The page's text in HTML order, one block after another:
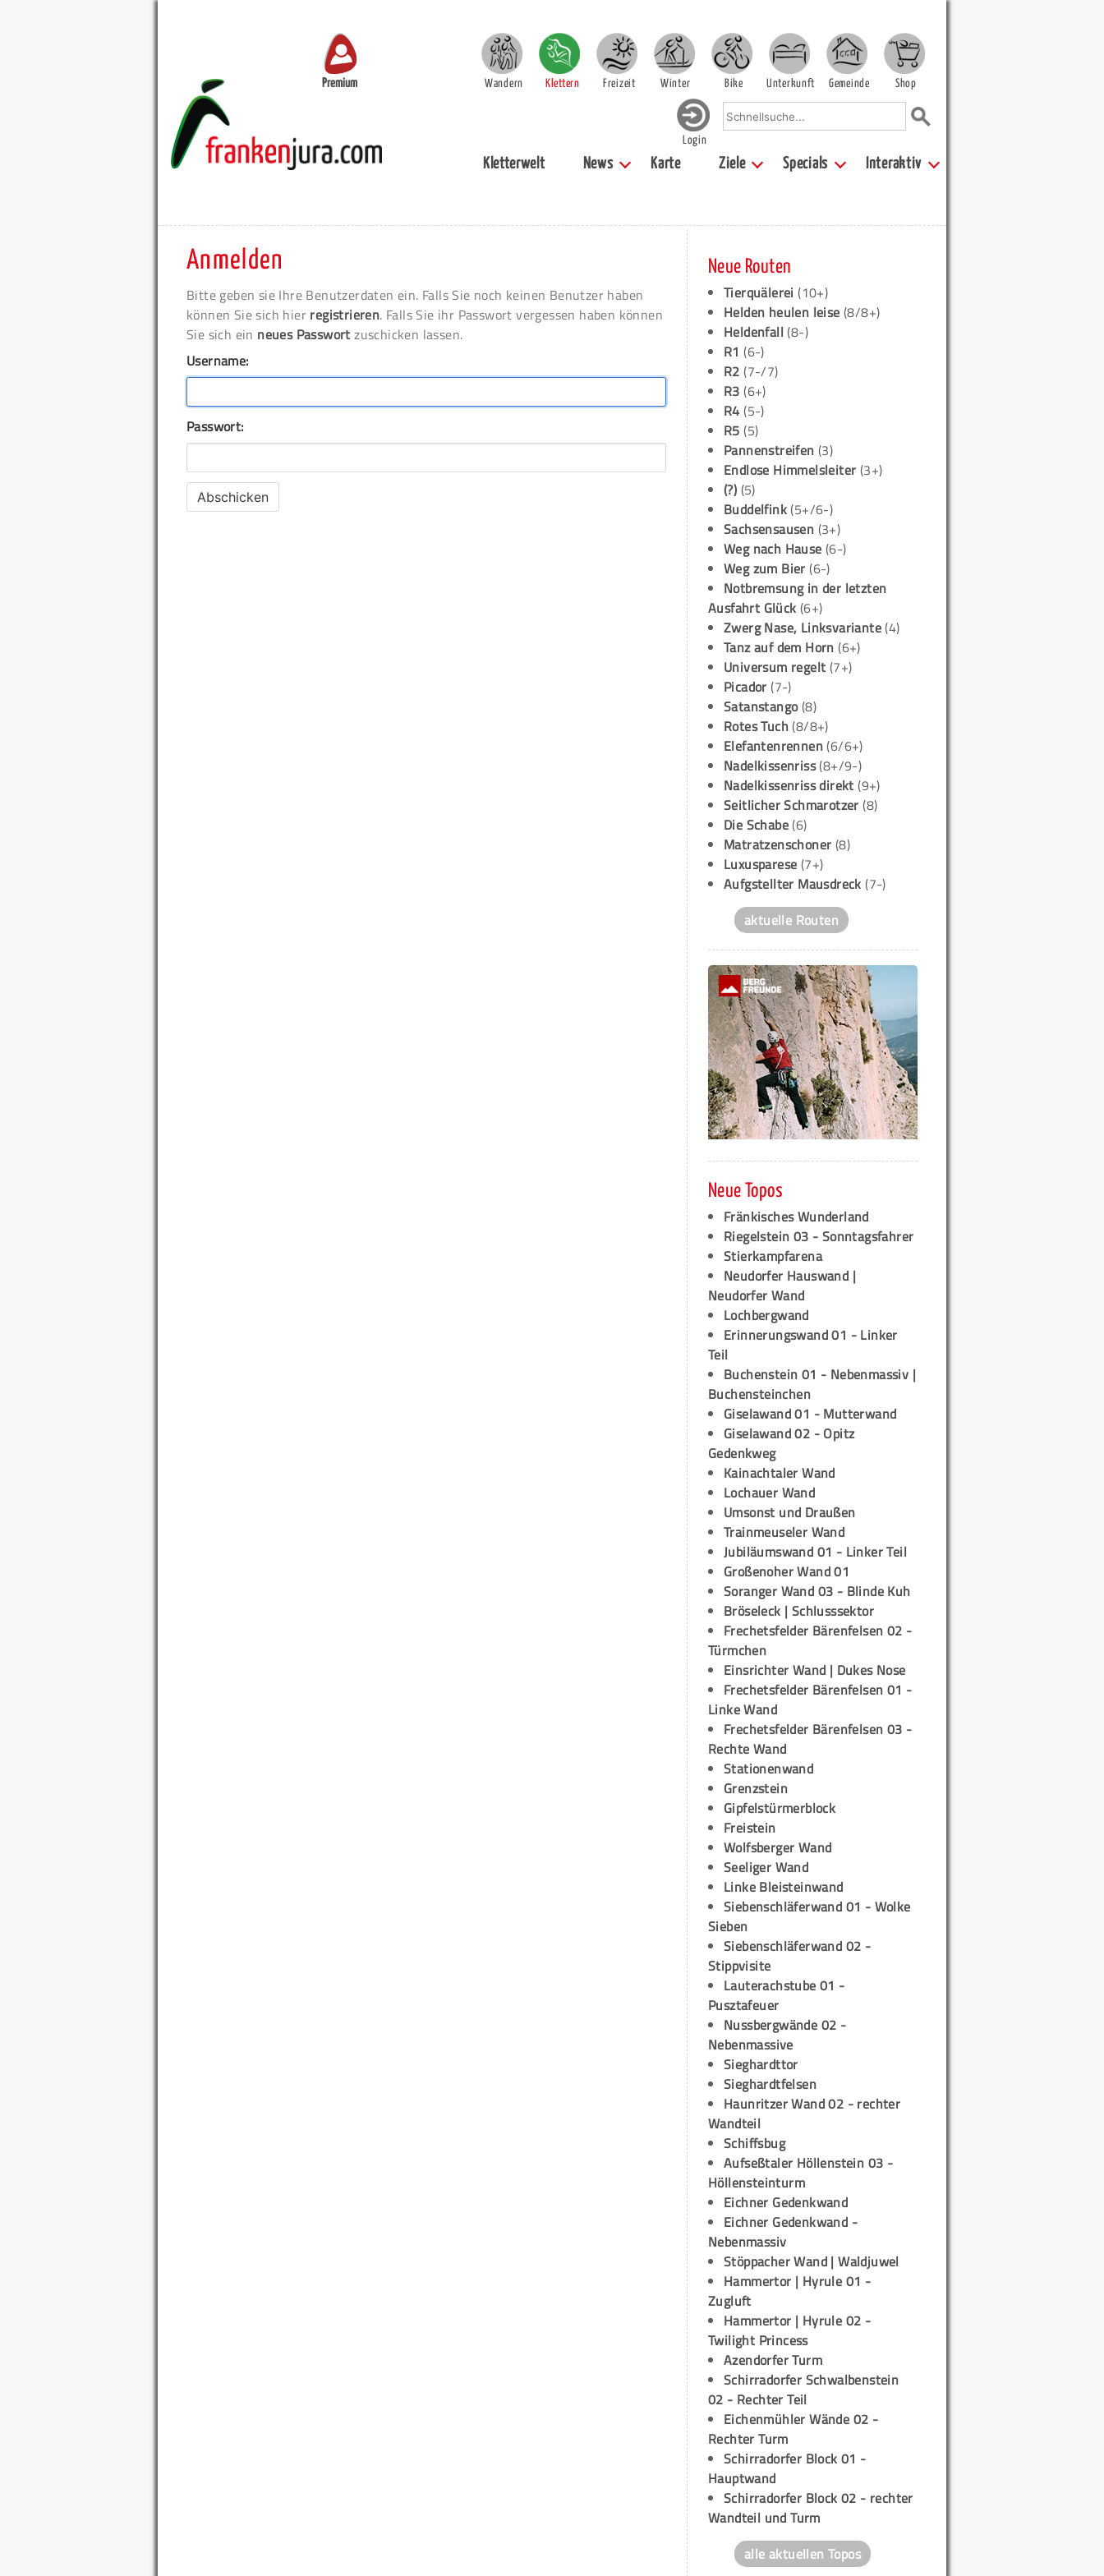
Premium Wandern Klettern Freizeit Winter Bike Unterkunft Gemeinde Shop
Login
Kletterwelt News Karte Ziele Specials Interaktiv
Anmelden
Bitte geben sie Ihre Benutzerdaten ein. Falls Sie noch keinen Benutzer haben
können Sie sich hier registrieren. Falls Sie ihr Passwort vergessen haben können
Sie sich ein neues Passwort zuschicken lassen.
Username:
Passwort:
Neue Routen
Tierquälerei (10+)
Helden heulen leise(8/8+)
Heldenfall(8-)
R1 (6-)
R2 (7-/7)
R3 (6+)
R4 (5-)
R5 (5)
Pannenstreifen (3)
Endlose Himmelsleiter (3+)
(?) (5)
Buddelfink(5+/6-)
Sachsensausen (3+)
Weg nach Hause (6-)
Weg zum Bier (6-)
Notbremsung in der letzten
Ausfahrt Glück (6+)
Zwerg Nase, Linksvariante(4)
Tanz auf dem Horn (6+)
Universum regelt (7+)
Picador (7-)
Satanstango(8)
Rotes Tuch(8/8+)
Elefantenrennen(6/6+)
Nadelkissenriss(8+/9-)
Nadelkissenriss direkt (9+)
Seitlicher Schmarotzer (8)
Die Schabe(6)
Matratzenschoner (8)
Luxusparese (7+)
Aufgstellter Mausdreck (7-)
aktuelle Routen
Neue Topos
Fränkisches Wunderland
Riegelstein 03 - Sonntagsfahrer
Stierkampfarena
Neudorfer Hauswand |
Neudorfer Wand
Lochbergwand
Erinnerungswand 01 - Linker
Teil
Buchenstein 01 - Nebenmassiv |
Buchensteinchen
Giselawand 01 - Mutterwand
Giselawand 02 - Opitz
Gedenkweg
Kainachtaler Wand
Lochauer Wand
Umsonst und Draußen
Trainmeuseler Wand
Jubiläumswand 01 - Linker Teil
Großenoher Wand 01
Soranger Wand 03 - Blinde Kuh
Bröseleck | Schlusssektor
Frechetsfelder Bärenfelsen 02 -
Türmchen
Einsrichter Wand | Dukes Nose
Frechetsfelder Bärenfelsen 01 -
Linke Wand
Frechetsfelder Bärenfelsen 03 -
Rechte Wand
Stationenwand
Grenzstein
Gipfelstürmerblock
Freistein
Wolfsberger Wand
Seeliger Wand
Linke Bleisteinwand
Siebenschläferwand 01 - Wolke
Sieben
Siebenschläferwand 02 -
Stippvisite
Lauterachstube 01 -
Pusztafeuer
Nussbergwände 02 -
Nebenmassive
Sieghardttor
Sieghardtfelsen
Haunritzer Wand 02 - rechter
Wandteil
Schiffsbug
Aufseßtaler Höllenstein 03 -
Höllensteinturm
Eichner Gedenkwand
Eichner Gedenkwand -
Nebenmassiv
Stöppacher Wand | Waldjuwel
Hammertor | Hyrule 01 -
Zugluft
Hammertor | Hyrule 02 -
Twilight Princess
Azendorfer Turm
Schirradorfer Schwalbenstein
02 - Rechter Teil
Eichenmühler Wände 02 -
Rechter Turm
Schirradorfer Block 01 -
Hauptwand
Schirradorfer Block 02 - rechter
Wandteil und Turm
alle aktuellen Topos